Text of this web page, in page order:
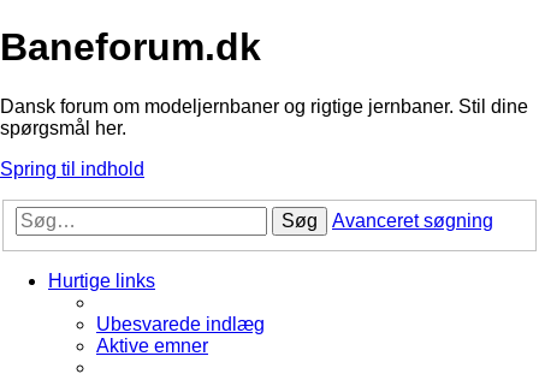
Baneforum.dk
Dansk forum om modeljernbaner og rigtige jernbaner. Stil dine
spørgsmål her.
Spring til indhold
Søg Avanceret søgning
Hurtige links
Ubesvarede indlæg
Aktive emner